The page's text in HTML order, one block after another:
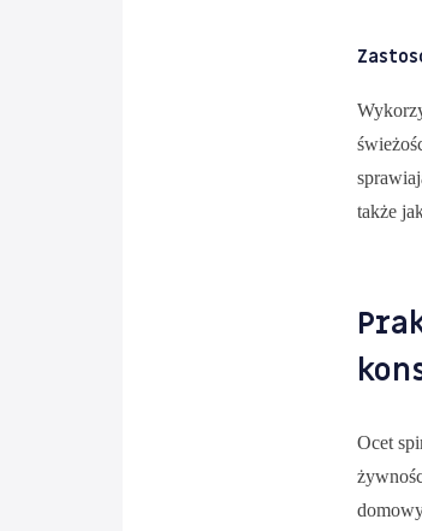
także
Ocet